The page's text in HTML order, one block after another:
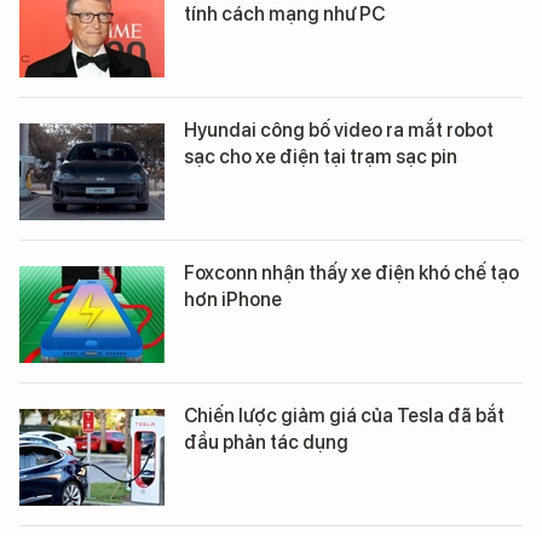
tính cách mạng như PC
Hyundai công bố video ra mắt robot
sạc cho xe điện tại trạm sạc pin
Foxconn nhận thấy xe điện khó chế tạo
hơn iPhone
Chiến lược giảm giá của Tesla đã bắt
đầu phản tác dụng